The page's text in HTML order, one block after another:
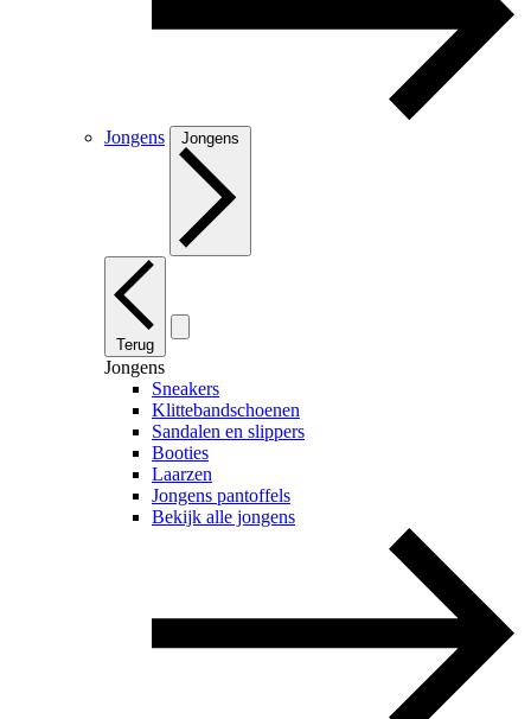
Jongens Jongens
Terug
Jongens
Sneakers
Klittebandschoenen
Sandalen en slippers
Booties
Laarzen
Jongens pantoffels
Bekijk alle jongens